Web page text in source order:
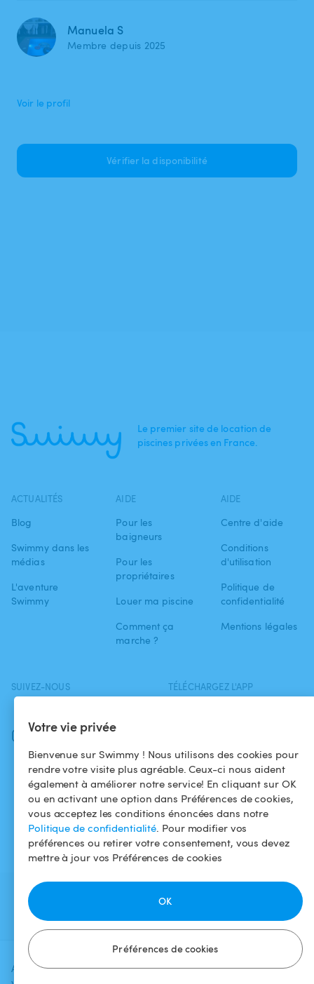
Votre vie privée
Bienvenue sur Swimmy ! Nous utilisons des cookies pour
rendre votre visite plus agréable. Ceux-ci nous aident
également à améliorer notre service! En cliquant sur OK
ou en activant une option dans Préférences de cookies,
vous acceptez les conditions énoncées dans notre
Politique de confidentialité. Pour modifier vos
préférences ou retirer votre consentement, vous devez
mettre à jour vos Préférences de cookies
Préférences de cookies
OK
Ajoutez une date et un créneau pour
Vérifier la
Manuela S
Membre depuis 2025
Voir le profil
Vérifier la disponibilité
Le premier site de location de
piscines privées en France.
ACTUALITÉS
Blog
Swimmy dans les
médias
L'aventure
Swimmy
AIDE
Pour les
baigneurs
Pour les
propriétaires
Louer ma piscine
Comment ça
marche ?
AIDE
Centre d'aide
Conditions
d'utilisation
Politique de
confidentialité
Mentions légales
SUIVEZ-NOUS
Instagram
TÉLÉCHARGEZ L'APP